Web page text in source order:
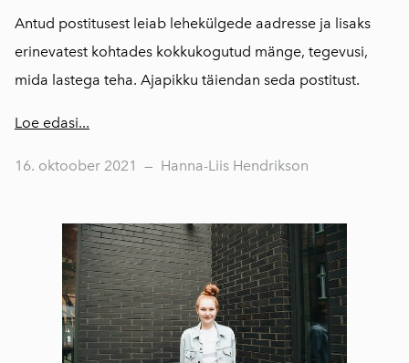
Antud postitusest leiab lehekülgede aadresse ja lisaks
erinevatest kohtades kokkukogutud mänge, tegevusi,
mida lastega teha. Ajapikku täiendan seda postitust.
Loe edasi...
16. oktoober 2021 — Hanna-Liis Hendrikson